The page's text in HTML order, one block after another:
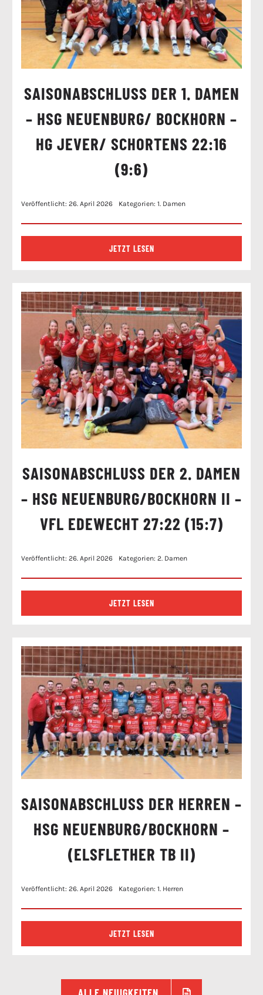
SAISONABSCHLUSS DER 1. DAMEN
– HSG NEUENBURG/ BOCKHORN –
HG JEVER/ SCHORTENS 22:16
(9:6)
Veröffentlicht: 26. April 2026 Kategorien: 1. Damen
JETZT LESEN
SAISONABSCHLUSS DER 2. DAMEN
– HSG NEUENBURG/BOCKHORN II –
VFL EDEWECHT 27:22 (15:7)
Veröffentlicht: 26. April 2026 Kategorien: 2. Damen
JETZT LESEN
SAISONABSCHLUSS DER HERREN –
HSG NEUENBURG/BOCKHORN –
(ELSFLETHER TB II)
Veröffentlicht: 26. April 2026 Kategorien: 1. Herren
JETZT LESEN